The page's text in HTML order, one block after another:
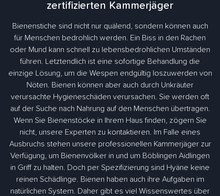
zertifizierten Kammerjäger
Bienenstiche sind nicht nur quälend, sondern können auch
für Menschen bedrohlich werden. Ein Biss in den Rachen
oder Mund kann schnell zu lebensbedrohlichen Umständen
führen. Letztendlich ist eine sofortige Behandlung die
einzige Lösung, um die Wespen endgültig loszuwerden von
Nöten. Bienen können aber auch durch Unkräuter
verursachte Hygieneschäden verursachen. Sie werden oft
auf der Suche nach Nahrung auf den Menschen übertragen.
Wenn Sie Bienenstöcke in Ihrem Haus finden, zögern Sie
nicht, unsere Experten zu kontaktieren. Im Falle eines
Ausbruchs stehen unsere professionellen Kammerjäger zur
Verfügung, um Bienenvölker in und um Böblingen Aidlingen
in Griff zu halten. Doch per Spezifizierung sind Hyäne keine
reinen Schädlinge. Bienen haben auch ihre Aufgaben im
natürlichen System. Daher gibt es viel Wissenswertes über